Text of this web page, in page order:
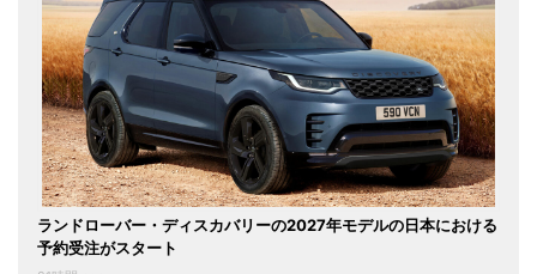
ランドローバー・ディスカバリーの2027年モデルの日本における
予約受注がスタート